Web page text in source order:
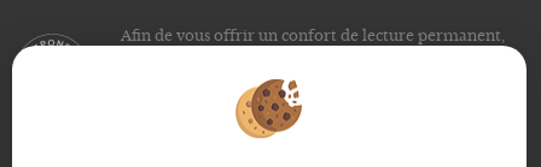
Afin de vous offrir un confort de lecture permanent,
notre site s’adapte automatiquement aux différents types
d'écrans